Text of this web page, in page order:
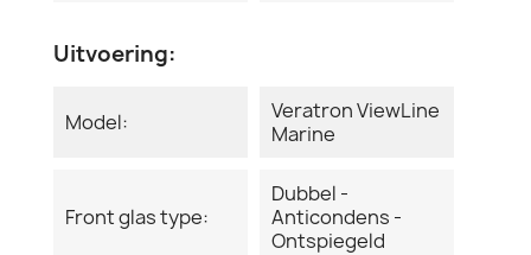
Uitvoering:
Model:
Veratron ViewLine
Marine
Front glas type:
Dubbel -
Anticondens -
Ontspiegeld